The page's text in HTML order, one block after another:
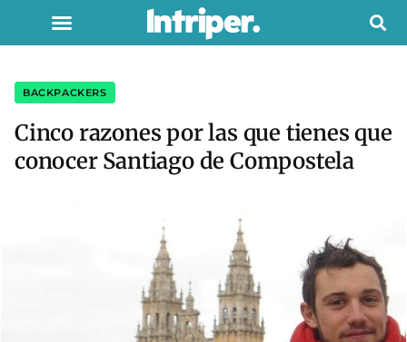
BACKPACKERS
Cinco razones por las que tienes que
conocer Santiago de Compostela